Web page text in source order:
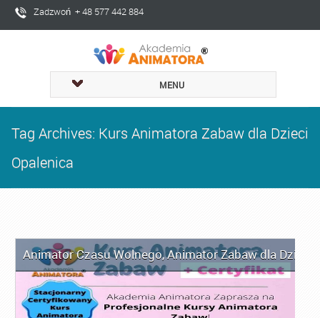
Zadzwoń + 48 577 442 884
MENU
Tag Archives: Kurs Animatora Zabaw dla Dzieci
Opalenica
Animator Czasu Wolnego,Animator Zabaw dla Dzieci